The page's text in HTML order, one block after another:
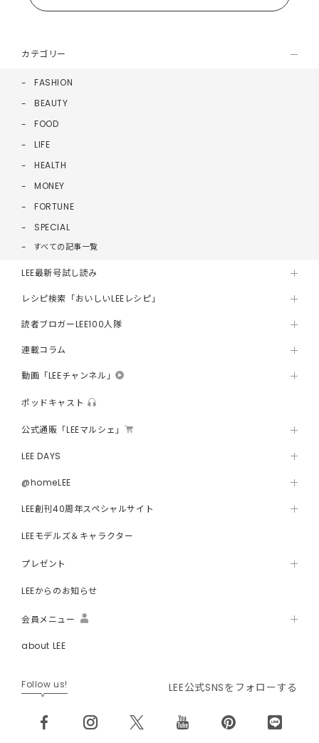
カテゴリー
FASHION
BEAUTY
FOOD
LIFE
HEALTH
MONEY
FORTUNE
SPECIAL
すべての記事一覧
LEE最新号試し読み
レシピ検索「おいしいLEEレシピ」
読者ブロガーLEE100人隊
連載コラム
動画「LEEチャンネル」
ポッドキャスト
公式通販「LEEマルシェ」
LEE DAYS
@homeLEE
LEE創刊40周年スペシャルサイト
LEEモデルズ＆キャラクター
プレゼント
LEEからのお知らせ
会員メニュー
about LEE
Follow us! LEE公式SNSをフォローする